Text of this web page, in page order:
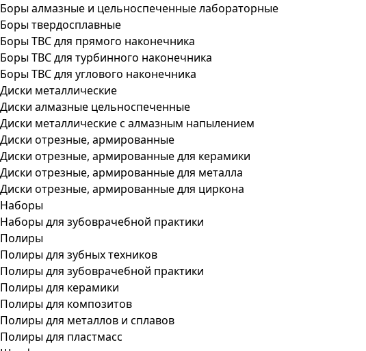
Боры алмазные и цельноспеченные лабораторные
Боры твердосплавные
Боры ТВС для прямого наконечника
Боры ТВС для турбинного наконечника
Боры ТВС для углового наконечника
Диски металлические
Диски алмазные цельноспеченные
Диски металлические с алмазным напылением
Диски отрезные, армированные
Диски отрезные, армированные для керамики
Диски отрезные, армированные для металла
Диски отрезные, армированные для циркона
Наборы
Наборы для зубоврачебной практики
Полиры
Полиры для зубных техников
Полиры для зубоврачебной практики
Полиры для керамики
Полиры для композитов
Полиры для металлов и сплавов
Полиры для пластмасс